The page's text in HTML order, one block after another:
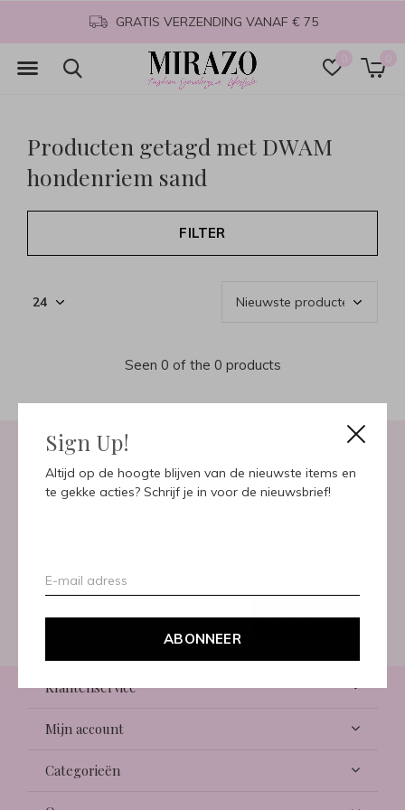
Sign Up!
Altijd op de hoogte blijven van de nieuwste items en
te gekke acties? Schrijf je in voor de nieuwsbrief!
ABONNEER
0 0
GRATIS VERZENDING VANAF € 75
Producten getagd met DWAM
hondenriem sand
FILTER
Seen 0 of the 0 products
Meld je aan voor onze
ABONNEER
Klantenservice
Mijn account
Categorieën